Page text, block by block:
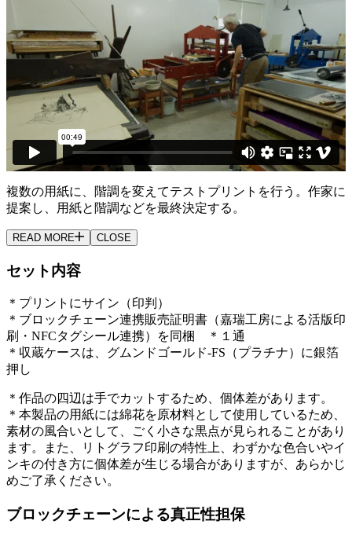
複数の用紙に、階調を変えてテストプリントを行う。作家に
提案し、用紙と階調などを最終決定する。
READ MORE CLOSE
セット内容
＊プリントにサイン（印判）
＊ブロックチェーン連携販売証明書（嘉瑞工房による活版印
刷・NFCタグシール連携）を同梱 ＊１通
＊収蔵ケースは、グムンドゴールド-FS（プラチナ）に銀箔
押し
＊作品の四辺は手でカットするため、個体差があります。
＊本製品の用紙には綿花を原材料として使用しているため、
素材の風合いとして、ごく小さな黒点が見られることがあり
ます。また、リトグラフ印刷の特性上、わずかな色合いやイ
ンキの付き方に個体差が生じる場合がありますが、あらかじ
めご了承ください。
ブロックチェーンによる真正性担保